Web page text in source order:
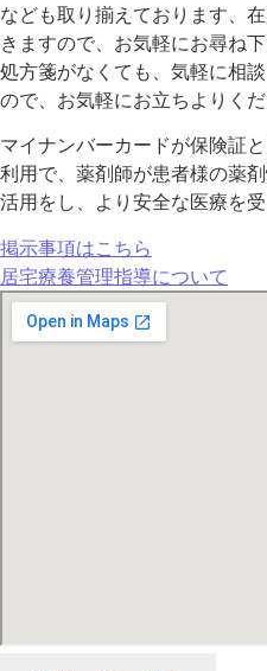
なども取り揃えております、
きますので、お気軽にお尋ね下
処方箋がなくても、気軽に相
ので、お気軽にお立ちよりくだ
マイナンバーカードが保険証
利用で、薬剤師が患者様の薬
活用をし、より安全な医療を
掲示事項はこちら
居宅療養管理指導について